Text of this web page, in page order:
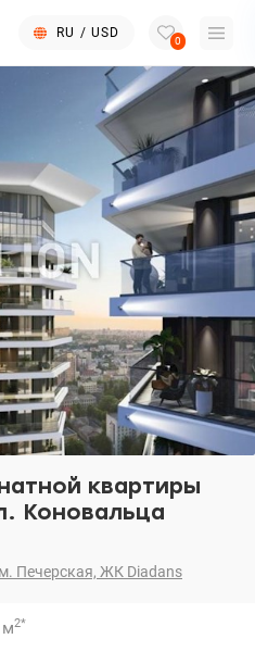
RU / USD
0
квартиры
Коновальца
Печерская, ЖК Diadans
м2*